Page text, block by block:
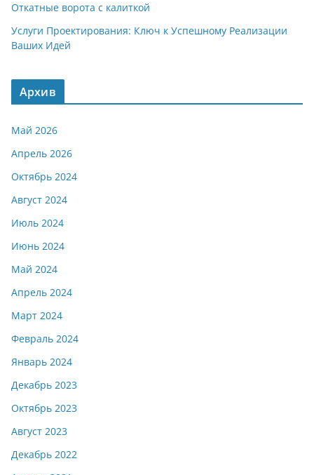
Откатные ворота с калиткой
Услуги Проектирования: Ключ к Успешному Реализации
Ваших Идей
Архив
Май 2026
Апрель 2026
Октябрь 2024
Август 2024
Июль 2024
Июнь 2024
Май 2024
Апрель 2024
Март 2024
Февраль 2024
Январь 2024
Декабрь 2023
Октябрь 2023
Август 2023
Декабрь 2022